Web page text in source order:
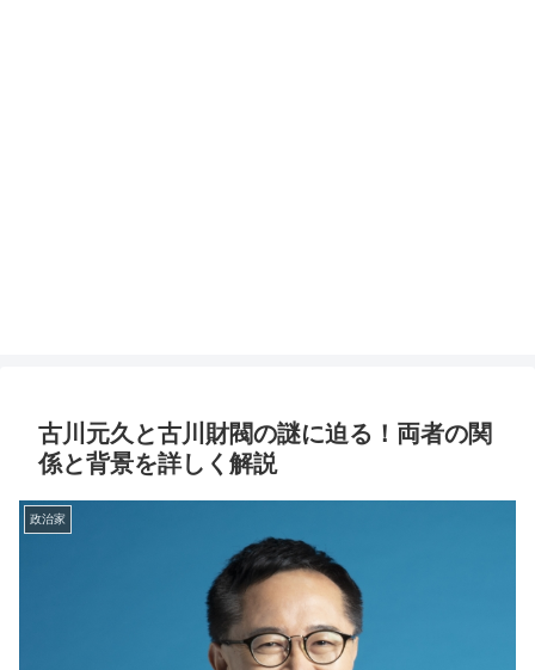
古川元久と古川財閥の謎に迫る！両者の関
係と背景を詳しく解説
政治家